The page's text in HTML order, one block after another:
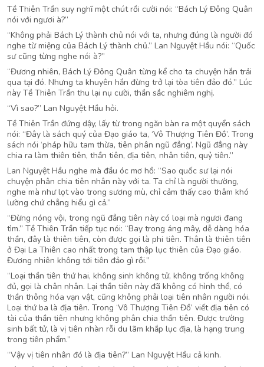
Tề Thiên Trần suy nghĩ một chút rồi cười nói: “Bách Lý Đông Quân
nói với ngươi à?”
“Không phải Bách Lý thành chủ nói với ta, nhưng đúng là người đó
nghe từ miệng của Bách Lý thành chủ.” Lan Nguyệt Hầu nói: “Quốc
sư cũng từng nghe nói à?”
“Đương nhiên, Bách Lý Đông Quân từng kể cho ta chuyện hắn trải
qua tại đó. Nhưng ta khuyên hắn đừng trở lại tòa tiên đảo đó.” Lúc
này Tề Thiên Trần thu lại nụ cười, thần sắc nghiêm nghị.
“Vì sao?” Lan Nguyệt Hầu hỏi.
Tề Thiên Trần đứng dậy, lấy từ trong ngăn bàn ra một quyển sách
nói: “Đây là sách quý của Đạo giáo ta, ‘Vô Thượng Tiên Đồ’. Trong
sách nói ‘pháp hữu tam thừa, tiên phân ngũ đẳng’. Ngũ đẳng này
chia ra làm thiên tiên, thần tiên, địa tiên, nhân tiên, quỷ tiên.”
Lan Nguyệt Hầu nghe mà đầu óc mơ hồ: “Sao quốc sư lại nói
chuyện phân chia tiên nhân này với ta. Ta chỉ là người thường,
nghe mà như lọt vào trong sương mù, chỉ cảm thấy cao thâm khó
lường chứ chẳng hiểu gì cả.”
“Đừng nóng vội, trong ngũ đẳng tiên này có loại mà ngươi đang
tìm.” Tề Thiên Trần tiếp tục nói: “Bay trong áng mây, dễ dàng hóa
thần, đây là thiên tiên, còn được gọi là phi tiên. Thân là thiên tiên
ở Đại La Thiên cao nhất trong tam thập lục thiên của Đạo giáo.
Đương nhiên không tới tiên đảo gì rồi.”
“Loại thần tiên thứ hai, không sinh không tử, không trống không
đủ, gọi là chân nhân. Lại thần tiên này đã không có hình thể, có
thần thông hóa vạn vật, cũng không phải loại tiên nhân người nói.
Loại thứ ba là địa tiên. Trong ‘Vô Thượng Tiên Đồ’ viết địa tiên có
tài của thần tiên nhưng không phân chia thần tiên. Được trường
sinh bất tử, là vị tiên nhàn rỗi du lãm khắp lục địa, là hạng trung
trong tiên phẩm.”
“Vậy vị tiên nhân đó là địa tiên?” Lan Nguyệt Hầu cả kinh.